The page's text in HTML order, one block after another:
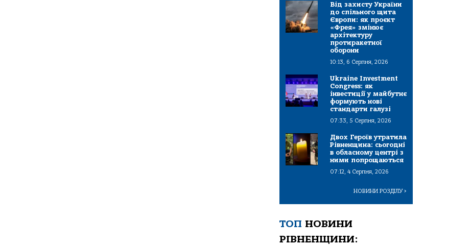
Від захисту України
до спільного щита
Європи: як проєкт
«Фрея» змінює
архітектуру
протиракетної
оборони
10:13, 6 Серпня, 2026
Ukraine Investment
Congress: як
інвестиції у майбутнє
формують нові
стандарти галузі
07:33, 5 Серпня, 2026
Двох Героїв утратила
Рівненщина: сьогодні
в обласному центрі з
ними попрощаються
07:12, 4 Серпня, 2026
НОВИНИ РОЗДІЛУ>
ТОП НОВИНИ
РІВНЕНЩИНИ: